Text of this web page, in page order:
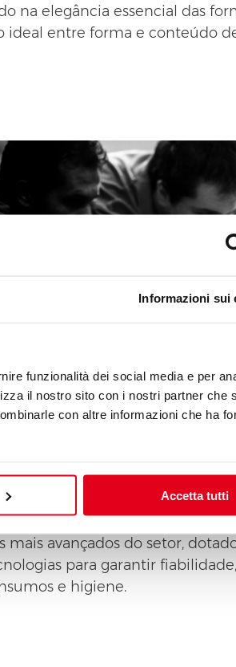
Informazioni sui
funzionalità dei social media e per
il nostro sito con i nostri partner che
con altre informazioni che ha
Accetta tutti
na elegância essencial das
entre forma e conteúdo
desenvolvimento de
da nossa empresa é o
mais avançados do setor,
para garantir
e higiene.